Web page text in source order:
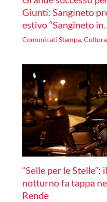
Giunti: Sangineto
estivo “Sangineto
Comunicati Stampa,Cultura
“Selle per le
notturno fa tappa
Rende